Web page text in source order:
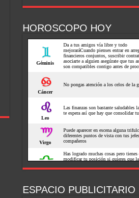
HOROSCOPO HOY
ESPACIO PUBLICITARIO